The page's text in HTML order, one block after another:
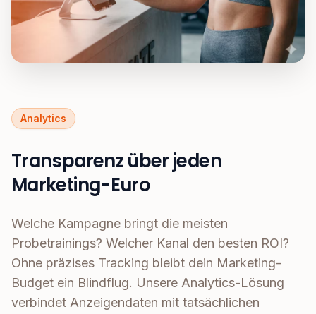
Analytics
Transparenz über jeden
Marketing-Euro
Welche Kampagne bringt die meisten
Probetrainings? Welcher Kanal den besten ROI?
Ohne präzises Tracking bleibt dein Marketing-
Budget ein Blindflug. Unsere Analytics-Lösung
verbindet Anzeigendaten mit tatsächlichen